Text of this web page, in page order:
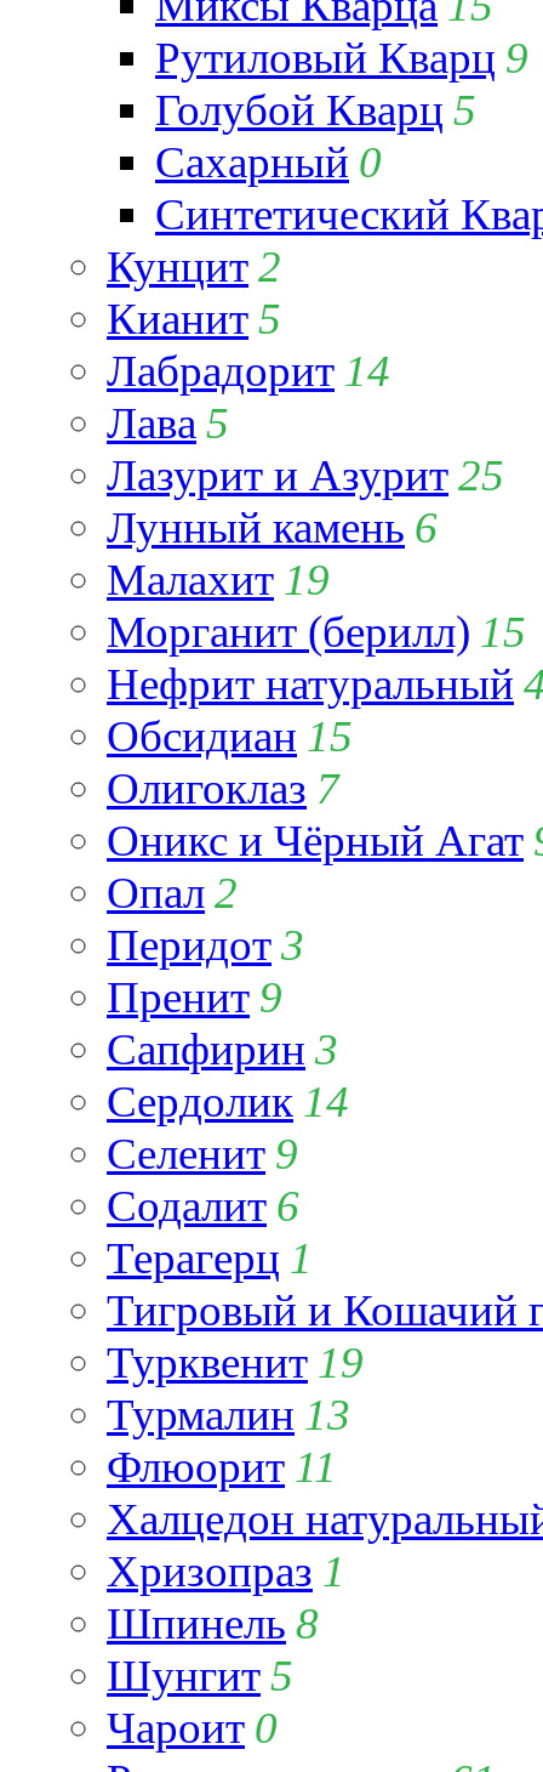
Рутиловый Кварц 9
Голубой Кварц 5
Сахарный 0
Синтетический
Кунцит2
Кианит5
Лабрадорит 14
Лава 5
Лазурит и Азурит25
Лунный камень 6
Малахит 19
Морганит (берилл) 15
Нефрит натуральный
Обсидиан 15
Олигоклаз 7
Оникс и Чёрный Агат
Опал2
Перидот3
Пренит 9
Сапфирин 3
Сердолик 14
Селенит 9
Содалит 6
Терагерц 1
Тигровый и Кошачий
Турквенит 19
Турмалин 13
Флюорит 11
Халцедон
Хризопраз 1
Шпинель 8
Шунгит5
Чароит 0